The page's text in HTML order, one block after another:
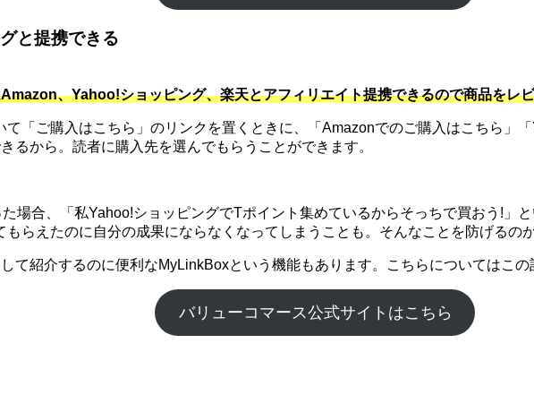
と提携できる
、Yahoo!ショッピング、楽天とアフィリエイト提携できるので商品をレ
「ご購入はこちら」のリンクを置くときに、「Amazonでのご購入はこちら」
るから。読者に購入先を選んでもらうことができます。
場合、「私Yahoo!ショッピングでTポイント集めているからそっちで買おう!」
らえたのに自分の成果にならなくなってしまうことも。そんなことを防げるの
て紹介するのに便利なMyLinkBoxという機能もあります。こちらについてはこ
バリューコマース公式サイトはこちら